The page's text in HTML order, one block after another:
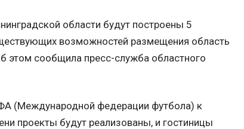
области будут построены 5
возможностей размещения область
этом сообщила пресс-служба областного
(Международной федерации футбола) к
проекты будут реализованы, и гостиницы